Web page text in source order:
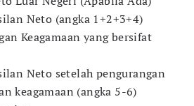
Neto (angka 1+2+3+4)
Keagamaan yang bersifat
Neto setelah pengurangan
keagamaan (angka 5-6)